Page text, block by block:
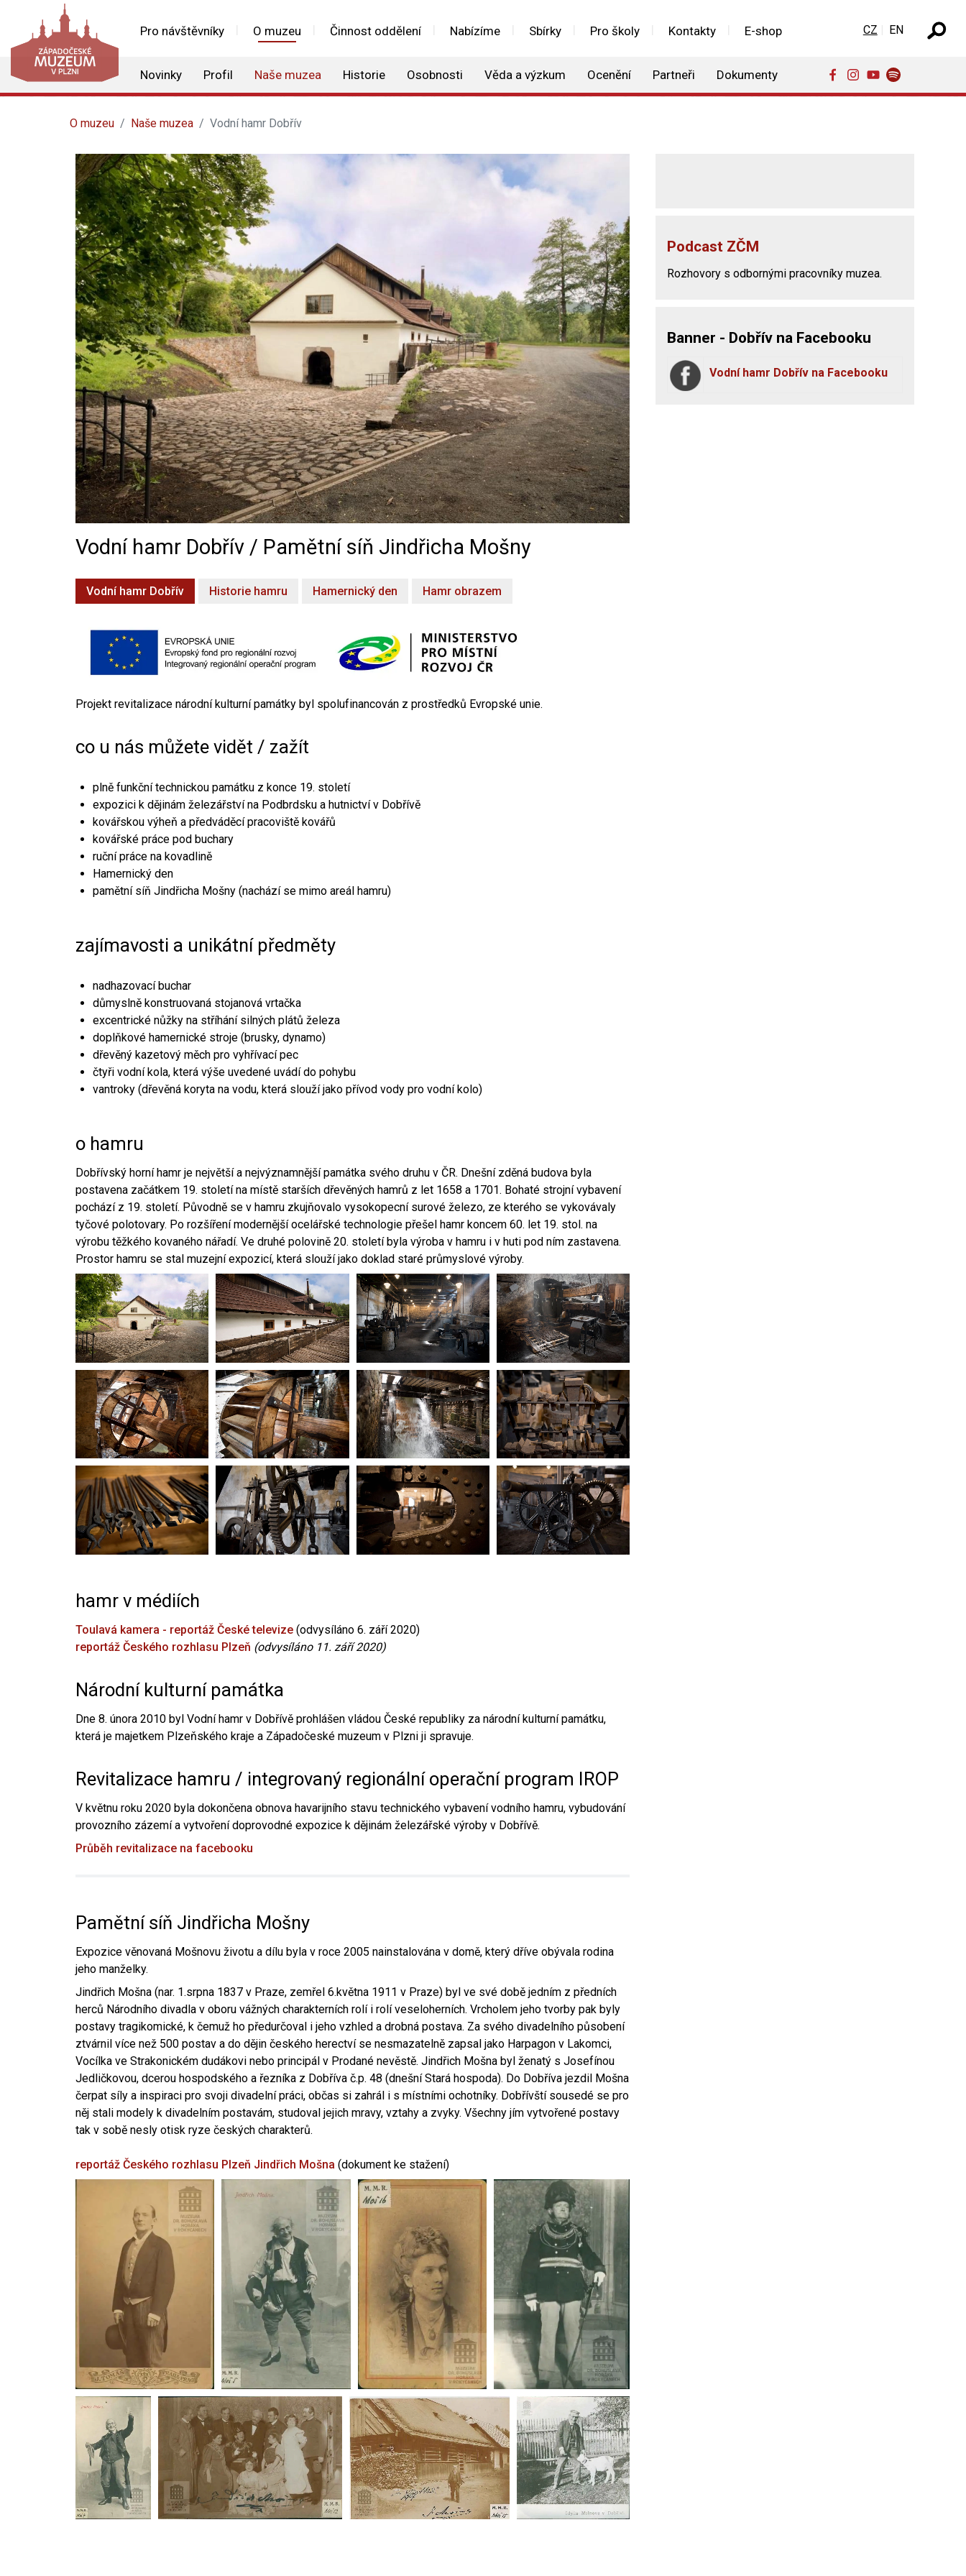
Pro návštěvníky O muzeu Činnost oddělení Nabízíme Sbírky Pro školy Kontakty E-shop
Novinky Profil Naše muzea Historie Osobnosti Věda a výzkum Ocenění Partneři Dokumenty
Zvolte jazyk
CZ EN
O muzeu Naše muzea Vodní hamr Dobřív
Vodní hamr Dobřív / Pamětní síň Jindřicha Mošny
Vodní hamr Dobřív Historie hamru Hamernický den Hamr obrazem
Projekt revitalizace národní kulturní památky byl spolufinancován z prostředků Evropské unie.
co u nás můžete vidět / zažít
plně funkční technickou památku z konce 19. století
expozici k dějinám železářství na Podbrdsku a hutnictví v Dobřívě
kovářskou výheň a předváděcí pracoviště kovářů
kovářské práce pod buchary
ruční práce na kovadlině
Hamernický den
pamětní síň Jindřicha Mošny (nachází se mimo areál hamru)
zajímavosti a unikátní předměty
nadhazovací buchar
důmyslně konstruovaná stojanová vrtačka
excentrické nůžky na stříhání silných plátů železa
doplňkové hamernické stroje (brusky, dynamo)
dřevěný kazetový měch pro vyhřívací pec
čtyři vodní kola, která výše uvedené uvádí do pohybu
vantroky (dřevěná koryta na vodu, která slouží jako přívod vody pro vodní kolo)
o hamru
Dobřívský horní hamr je největší a nejvýznamnější památka svého druhu v ČR. Dnešní zděná budova byla
postavena začátkem 19. století na místě starších dřevěných hamrů z let 1658 a 1701. Bohaté strojní vybavení
pochází z 19. století. Původně se v hamru zkujňovalo vysokopecní surové železo, ze kterého se vykovávaly
tyčové polotovary. Po rozšíření modernější ocelářské technologie přešel hamr koncem 60. let 19. stol. na
výrobu těžkého kovaného nářadí. Ve druhé polovině 20. století byla výroba v hamru i v huti pod ním zastavena.
Prostor hamru se stal muzejní expozicí, která slouží jako doklad staré průmyslové výroby.
hamr v médiích
Toulavá kamera - reportáž České televize (odvysíláno 6. září 2020)
reportáž Českého rozhlasu Plzeň (odvysíláno 11. září 2020)
Národní kulturní památka
Dne 8. února 2010 byl Vodní hamr v Dobřívě prohlášen vládou České republiky za národní kulturní památku,
která je majetkem Plzeňského kraje a Západočeské muzeum v Plzni ji spravuje.
Revitalizace hamru / integrovaný regionální operační program IROP
V květnu roku 2020 byla dokončena obnova havarijního stavu technického vybavení vodního hamru, vybudování
provozního zázemí a vytvoření doprovodné expozice k dějinám železářské výroby v Dobřívě.
Průběh revitalizace na facebooku
Pamětní síň Jindřicha Mošny
Expozice věnovaná Mošnovu životu a dílu byla v roce 2005 nainstalována v domě, který dříve obývala rodina
jeho manželky.
Jindřich Mošna (nar. 1.srpna 1837 v Praze, zemřel 6.května 1911 v Praze) byl ve své době jedním z předních
herců Národního divadla v oboru vážných charakterních rolí i rolí veseloherních. Vrcholem jeho tvorby pak byly
postavy tragikomické, k čemuž ho předurčoval i jeho vzhled a drobná postava. Za svého divadelního působení
ztvárnil více než 500 postav a do dějin českého herectví se nesmazatelně zapsal jako Harpagon v Lakomci,
Vocílka ve Strakonickém dudákovi nebo principál v Prodané nevěstě. Jindřich Mošna byl ženatý s Josefínou
Jedličkovou, dcerou hospodského a řezníka z Dobříva č.p. 48 (dnešní Stará hospoda). Do Dobříva jezdil Mošna
čerpat síly a inspiraci pro svoji divadelní práci, občas si zahrál i s místními ochotníky. Dobřívští sousedé se pro
něj stali modely k divadelním postavám, studoval jejich mravy, vztahy a zvyky. Všechny jím vytvořené postavy
tak v sobě nesly otisk ryze českých charakterů.
reportáž Českého rozhlasu Plzeň Jindřich Mošna (dokument ke stažení)
Podcast ZČM
Rozhovory s odbornými pracovníky muzea.
Banner - Dobřív na Facebooku
Vodní hamr Dobřív na Facebooku